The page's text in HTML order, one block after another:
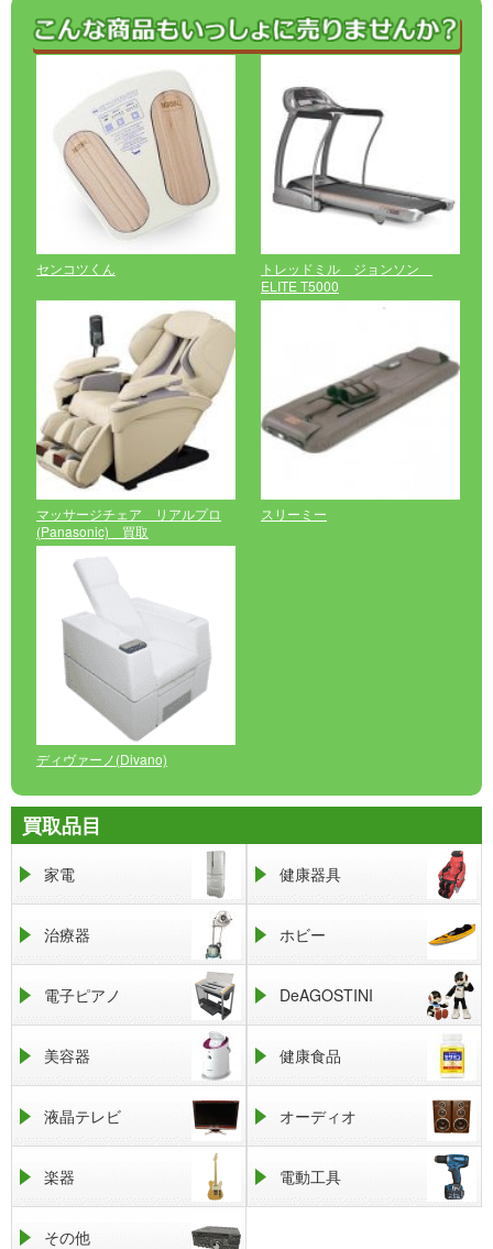
センコツくん
トレッドミル ジョンソン
ELITE T5000
マッサージチェア リアルプロ
(Panasonic) 買取
スリーミー
ディヴァーノ(Divano)
買取品目
家電 健康器具
治療器 ホビー
電子ピアノ DeAGOSTINI
美容器 健康食品
液晶テレビ オーディオ
楽器 電動工具
その他